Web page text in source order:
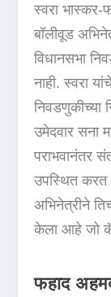
स्वरा भास्कर-
बॉलीवूड
विधानसभा
नाही. स्वरा
निवडणुकीच्या
उमेदवार सना
पराभवानंतर
उपस्थित करत
अभिनेत्रीने
केला आहे जो
फहाद